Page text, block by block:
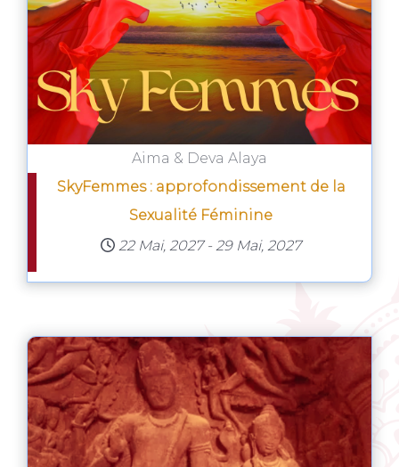
Aima & Deva Alaya
SkyFemmes : approfondissement de la
Sexualité Féminine
22 Mai, 2027 - 29 Mai, 2027